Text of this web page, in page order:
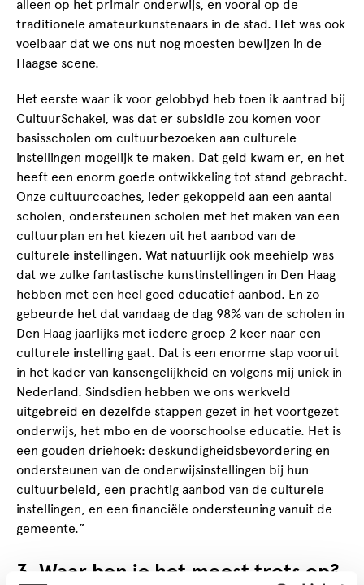
alleen op het primair onderwijs, en vooral op de
traditionele amateurkunstenaars in de stad. Het was ook
voelbaar dat we ons nut nog moesten bewijzen in de
Haagse scene.
Het eerste waar ik voor gelobbyd heb toen ik aantrad bij
CultuurSchakel, was dat er subsidie zou komen voor
basisscholen om cultuurbezoeken aan culturele
instellingen mogelijk te maken. Dat geld kwam er, en het
heeft een enorm goede ontwikkeling tot stand gebracht.
Onze cultuurcoaches, ieder gekoppeld aan een aantal
scholen, ondersteunen scholen met het maken van een
cultuurplan en het kiezen uit het aanbod van de
culturele instellingen. Wat natuurlijk ook meehielp was
dat we zulke fantastische kunstinstellingen in Den Haag
hebben met een heel goed educatief aanbod. En zo
gebeurde het dat vandaag de dag 98% van de scholen in
Den Haag jaarlijks met iedere groep 2 keer naar een
culturele instelling gaat. Dat is een enorme stap vooruit
in het kader van kansengelijkheid en volgens mij uniek in
Nederland. Sindsdien hebben we ons werkveld
uitgebreid en dezelfde stappen gezet in het voortgezet
onderwijs, het mbo en de voorschoolse educatie. Het is
een gouden driehoek: deskundigheidsbevordering en
ondersteunen van de onderwijsinstellingen bij hun
cultuurbeleid, een prachtig aanbod van de culturele
instellingen, en een financiële ondersteuning vanuit de
gemeente.”
3. Waar ben je het meest trots op?